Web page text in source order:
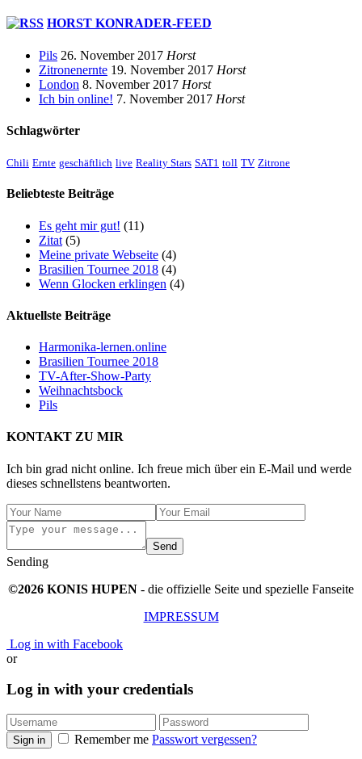
HORST KONRADER-FEED
Pils 26. November 2017 Horst
Zitronenernte 19. November 2017 Horst
London 8. November 2017 Horst
Ich bin online! 7. November 2017 Horst
Schlagwörter
Chili Ernte geschäftlich live Reality Stars SAT1 toll TV Zitrone
Beliebteste Beiträge
Es geht mir gut! (11)
Zitat (5)
Meine private Webseite (4)
Brasilien Tournee 2018 (4)
Wenn Glocken erklingen (4)
Aktuellste Beiträge
Harmonika-lernen.online
Brasilien Tournee 2018
TV-After-Show-Party
Weihnachtsbock
Pils
KONTAKT ZU MIR
Ich bin grad nicht online. Ich freue mich über ein E-Mail und werde
dieses schnellstens beantworten.
Send
Sending
©2026 KONIS HUPEN - die offizielle Seite und spezielle Fanseite
IMPRESSUM
Log in with Facebook
or
Log in with your credentials
Sign in Remember me Passwort vergessen?